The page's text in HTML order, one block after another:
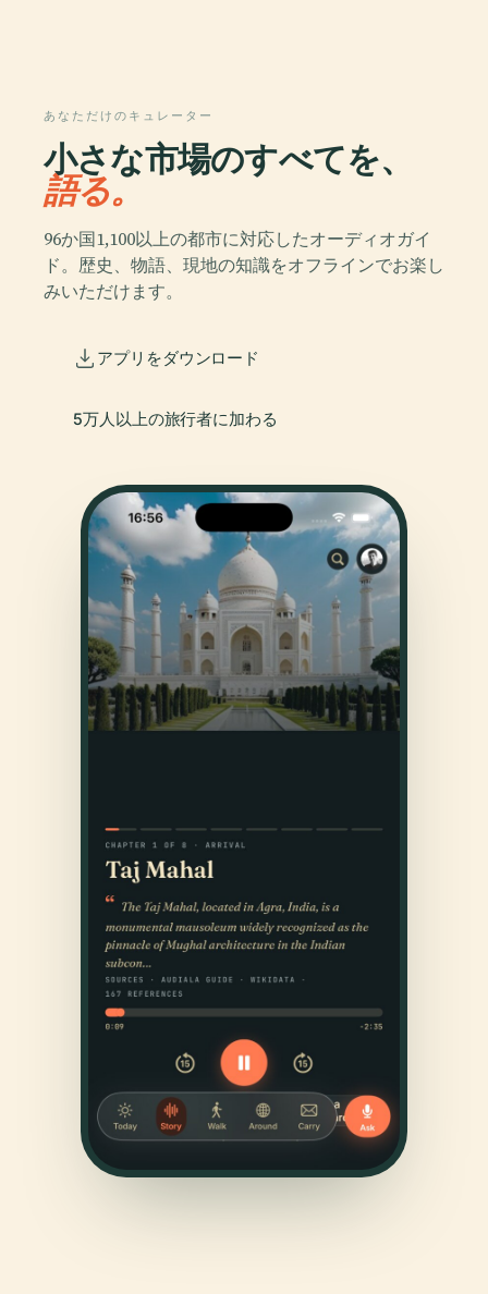
あなただけのキュレーター
小さな市場のすべてを、
語る。
96か国1,100以上の都市に対応したオーディオガイ
ド。歴史、物語、現地の知識をオフラインでお楽し
みいただけます。
アプリをダウンロード
5万人以上の旅行者に加わる